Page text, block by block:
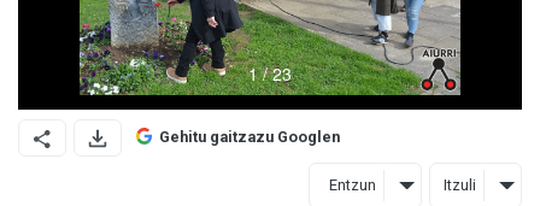
Gehitu gaitzazu Googlen
Entzun Itzuli